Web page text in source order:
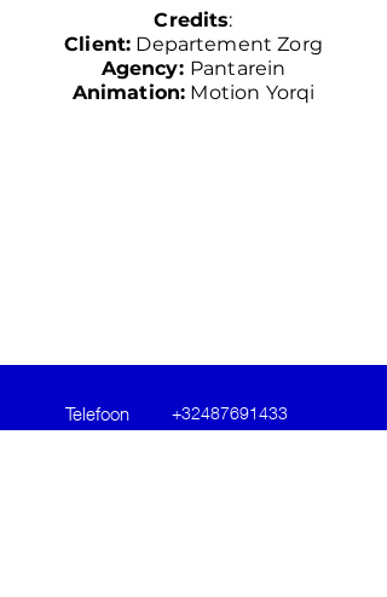
Credits:
Client: Departement Zorg
Agency: Pantarein
Animation: Motion Yorqi
Telefoon +32487691433